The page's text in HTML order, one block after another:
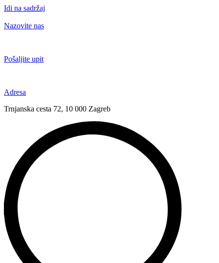
Idi na sadržaj
Nazovite nas
Pošaljite upit
Adresa
Trnjanska cesta 72, 10 000 Zagreb